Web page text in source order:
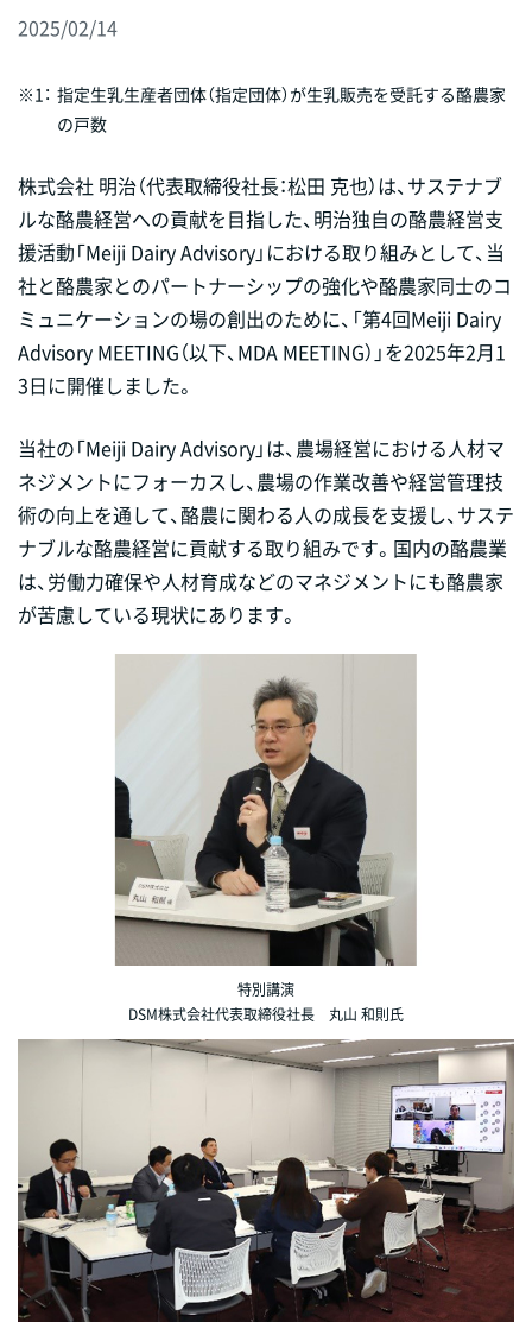
2025/02/14
※1： 指定生乳生産者団体（指定団体）が生乳販売を受託する酪農家
の戸数
株式会社 明治（代表取締役社長：松田 克也）は、サステナブ
ルな酪農経営への貢献を目指した、明治独自の酪農経営支
援活動「Meiji Dairy Advisory」における取り組みとして、当
社と酪農家とのパートナーシップの強化や酪農家同士のコ
ミュニケーションの場の創出のために、「第4回Meiji Dairy
Advisory MEETING（以下、MDA MEETING）」を2025年2月1
3日に開催しました。
当社の「Meiji Dairy Advisory」は、農場経営における人材マ
ネジメントにフォーカスし、農場の作業改善や経営管理技
術の向上を通して、酪農に関わる人の成長を支援し、サステ
ナブルな酪農経営に貢献する取り組みです。国内の酪農業
は、労働力確保や人材育成などのマネジメントにも酪農家
が苦慮している現状にあります。
特別講演
DSM株式会社代表取締役社長 丸山 和則氏